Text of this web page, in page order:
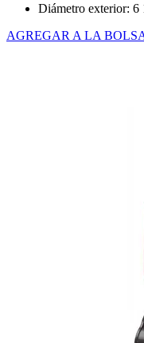
Diámetro exterior: 6
AGREGAR A LA